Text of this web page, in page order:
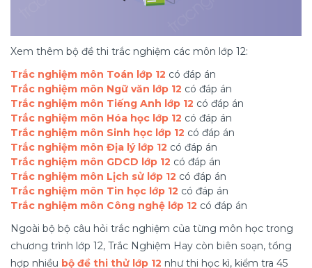
Xem thêm bộ đề thi trắc nghiệm các môn lớp 12:
Trắc nghiệm môn Toán lớp 12 có đáp án
Trắc nghiệm môn Ngữ văn lớp 12 có đáp án
Trắc nghiệm môn Tiếng Anh lớp 12 có đáp án
Trắc nghiệm môn Hóa học lớp 12 có đáp án
Trắc nghiệm môn Sinh học lớp 12 có đáp án
Trắc nghiệm môn Địa lý lớp 12 có đáp án
Trắc nghiệm môn GDCD lớp 12 có đáp án
Trắc nghiệm môn Lịch sử lớp 12 có đáp án
Trắc nghiệm môn Tin học lớp 12 có đáp án
Trắc nghiệm môn Công nghệ lớp 12 có đáp án
Ngoài bộ bộ câu hỏi trắc nghiệm của từng môn học trong
chương trình lớp 12, Trắc Nghiệm Hay còn biên soạn, tổng
hợp nhiều bộ đề thi thử lớp 12 như thi học kì, kiểm tra 45